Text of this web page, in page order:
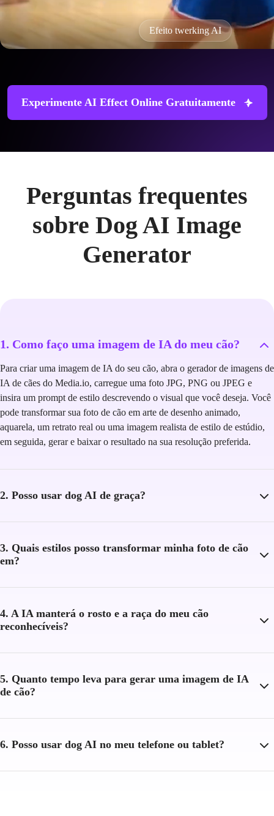
Efeito twerking AI
Experimente AI Effect Online Gratuitamente
Perguntas frequentes
sobre Dog AI Image
Generator
1. Como faço uma imagem de IA do meu cão?
Para criar uma imagem de IA do seu cão, abra o gerador de imagens de
IA de cães do Media.io, carregue uma foto JPG, PNG ou JPEG e
insira um prompt de estilo descrevendo o visual que você deseja. Você
pode transformar sua foto de cão em arte de desenho animado,
aquarela, um retrato real ou uma imagem realista de estilo de estúdio,
em seguida, gerar e baixar o resultado na sua resolução preferida.
2. Posso usar dog AI de graça?
3. Quais estilos posso transformar minha foto de cão
em?
4. A IA manterá o rosto e a raça do meu cão
reconhecíveis?
5. Quanto tempo leva para gerar uma imagem de IA
de cão?
6. Posso usar dog AI no meu telefone ou tablet?